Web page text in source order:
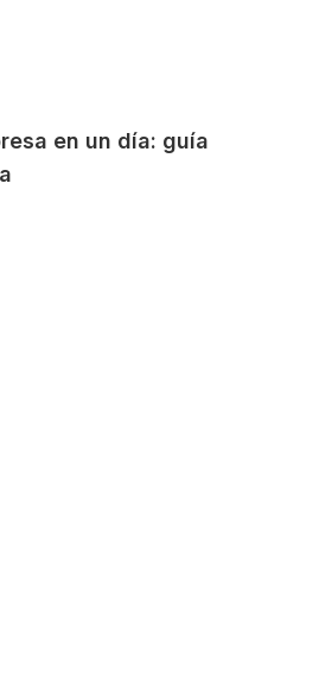
en un día: guía